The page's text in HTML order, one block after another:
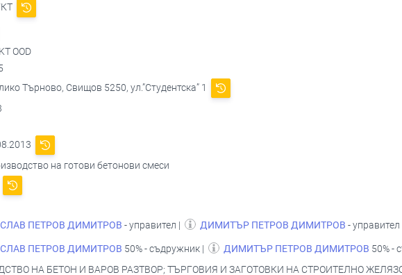
OOD
Търново, Свищов 5250, ул.”Студентска” 1
на готови бетонови смеси
ПЕТРОВ ДИМИТРОВ - управител | ДИМИТЪР ПЕТРОВ ДИМИТРОВ - управител
ПЕТРОВ ДИМИТРОВ 50% - съдружник | ДИМИТЪР ПЕТРОВ ДИМИТРОВ 50% -
НА БЕТОН И ВАРОВ РАЗТВОР; ТЪРГОВИЯ И ЗАГОТОВКИ НА СТРОИТЕЛНО